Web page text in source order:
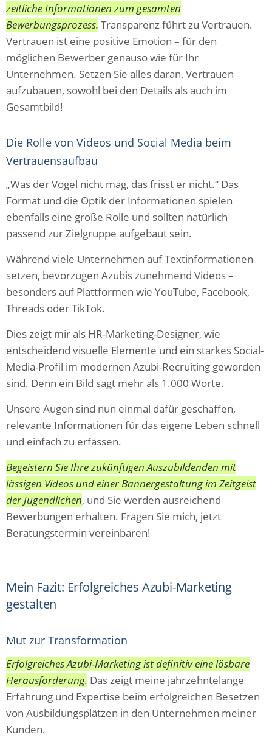
zeitliche Informationen zum gesamten
Bewerbungsprozess. Transparenz führt zu Vertrauen.
Vertrauen ist eine positive Emotion – für den
möglichen Bewerber genauso wie für Ihr
Unternehmen. Setzen Sie alles daran, Vertrauen
aufzubauen, sowohl bei den Details als auch im
Gesamtbild!
Die Rolle von Videos und Social Media beim
Vertrauensaufbau
„Was der Vogel nicht mag, das frisst er nicht.“ Das
Format und die Optik der Informationen spielen
ebenfalls eine große Rolle und sollten natürlich
passend zur Zielgruppe aufgebaut sein.
Während viele Unternehmen auf Textinformationen
setzen, bevorzugen Azubis zunehmend Videos –
besonders auf Plattformen wie YouTube, Facebook,
Threads oder TikTok.
Dies zeigt mir als HR-Marketing-Designer, wie
entscheidend visuelle Elemente und ein starkes Social-
Media-Profil im modernen Azubi-Recruiting geworden
sind. Denn ein Bild sagt mehr als 1.000 Worte.
Unsere Augen sind nun einmal dafür geschaffen,
relevante Informationen für das eigene Leben schnell
und einfach zu erfassen.
Begeistern Sie Ihre zukünftigen Auszubildenden mit
lässigen Videos und einer Bannergestaltung im Zeitgeist
der Jugendlichen, und Sie werden ausreichend
Bewerbungen erhalten. Fragen Sie mich, jetzt
Beratungstermin vereinbaren!
Mein Fazit: Erfolgreiches Azubi-Marketing
gestalten
Mut zur Transformation
Erfolgreiches Azubi-Marketing ist definitiv eine lösbare
Herausforderung. Das zeigt meine jahrzehntelange
Erfahrung und Expertise beim erfolgreichen Besetzen
von Ausbildungsplätzen in den Unternehmen meiner
Kunden.